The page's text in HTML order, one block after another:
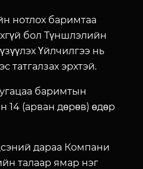
нотлох баримтаа
бол Түншлэлийн
Үйлчилгээ нь
татгалзах эрхтэй.
баримтын
14 (арван дөрөв) өдөр
дараа Компани
талаар ямар нэг